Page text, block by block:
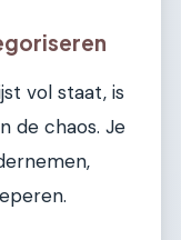
vol staat, is
de chaos. Je